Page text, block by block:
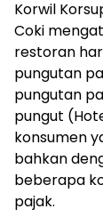
Korwil
Coki
restoran
pungutan
pungutan
pungut
konsumen
bahkan
beberapa
pajak.